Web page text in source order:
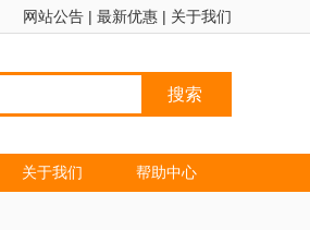
网站公告 | 最新优惠 | 关于我们
搜索
关于我们 帮助中心